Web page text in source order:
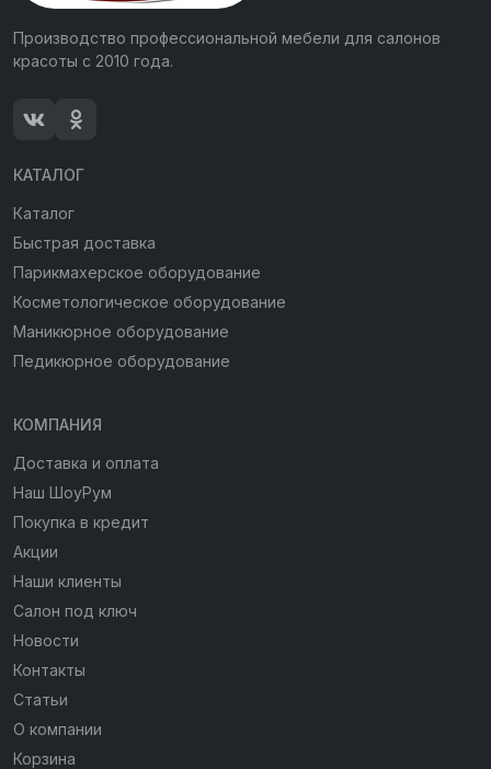
Производство профессиональной мебели для салонов
красоты с 2010 года.
КАТАЛОГ
Каталог
Быстрая доставка
Парикмахерское оборудование
Косметологическое оборудование
Маникюрное оборудование
Педикюрное оборудование
КОМПАНИЯ
Доставка и оплата
Наш ШоуРум
Покупка в кредит
Акции
Наши клиенты
Салон под ключ
Новости
Контакты
Статьи
О компании
Корзина